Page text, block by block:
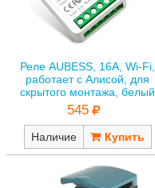
Реле AUBESS, 16А, Wi-Fi,
работает с Алисой, для
скрытого монтажа, белый
545
Наличие